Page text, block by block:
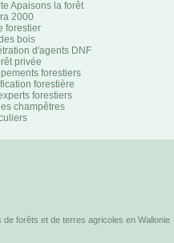
Apaisons la forêt
2000
forestier
bois
d'agents DNF
privée
forestiers
forestière
forestiers
champêtres
forêts et de terres agricoles en Wallonie